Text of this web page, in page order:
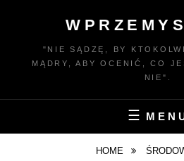
"NIE SĄDZĘ, BY
MĄDRY, ABY OCENIĆ, CO
NIE".
HOME